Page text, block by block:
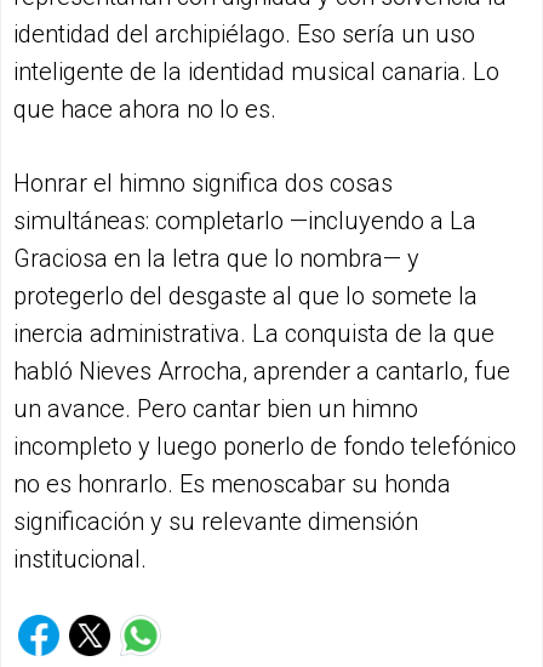
identidad del archipiélago. Eso sería un uso
inteligente de la identidad musical canaria. Lo
que hace ahora no lo es.
Honrar el himno significa dos cosas
simultáneas: completarlo —incluyendo a La
Graciosa en la letra que lo nombra— y
protegerlo del desgaste al que lo somete la
inercia administrativa. La conquista de la que
habló Nieves Arrocha, aprender a cantarlo, fue
un avance. Pero cantar bien un himno
incompleto y luego ponerlo de fondo telefónico
no es honrarlo. Es menoscabar su honda
significación y su relevante dimensión
institucional.